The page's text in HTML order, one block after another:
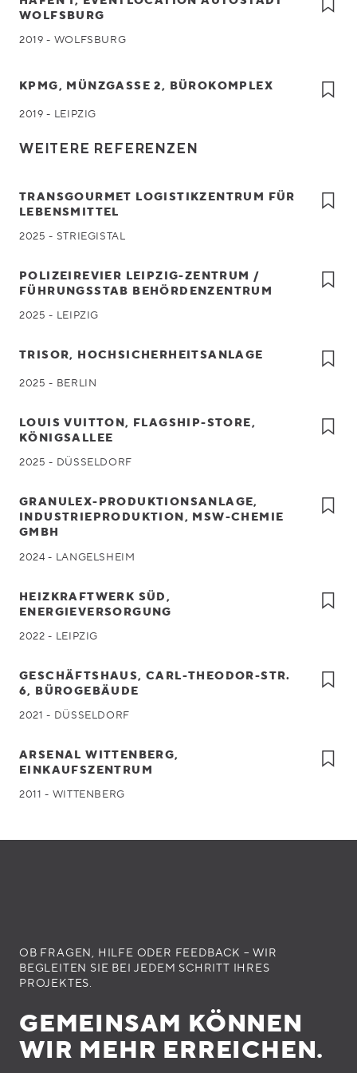
WOLFSBURG
2019 - WOLFSBURG
KPMG, MÜNZGASSE 2, BÜROKOMPLEX
2019 - LEIPZIG
WEITERE REFERENZEN
TRANSGOURMET LOGISTIKZENTRUM FÜR
LEBENSMITTEL
2025 - STRIEGISTAL
POLIZEIREVIER LEIPZIG-ZENTRUM /
FÜHRUNGSSTAB BEHÖRDENZENTRUM
2025 - LEIPZIG
TRISOR, HOCHSICHERHEITSANLAGE
2025 - BERLIN
LOUIS VUITTON, FLAGSHIP-STORE,
KÖNIGSALLEE
2025 - DÜSSELDORF
GRANULEX-PRODUKTIONSANLAGE,
INDUSTRIEPRODUKTION, MSW-CHEMIE
GMBH
2024 - LANGELSHEIM
HEIZKRAFTWERK SÜD,
ENERGIEVERSORGUNG
2022 - LEIPZIG
GESCHÄFTSHAUS, CARL-THEODOR-STR.
6, BÜROGEBÄUDE
2021 - DÜSSELDORF
ARSENAL WITTENBERG,
EINKAUFSZENTRUM
2011 - WITTENBERG
OB FRAGEN, HILFE ODER FEEDBACK – WIR
BEGLEITEN SIE BEI JEDEM SCHRITT IHRES
PROJEKTES.
GEMEINSAM KÖNNEN
WIR MEHR ERREICHEN.